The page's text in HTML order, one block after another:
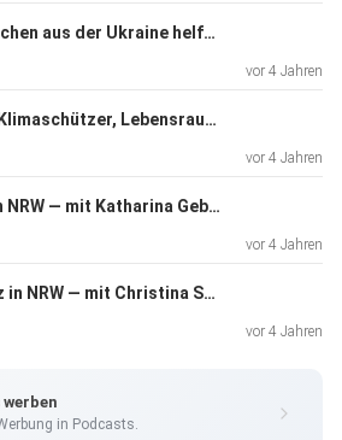
Wie wir Menschen aus der Ukraine helfen können — mit Heike Wermer & Dr. Sascha Rolf Lüder
vor 4 Jahren
Unser Wald: Klimaschützer, Lebensraum & Rohstoff — mit Rainer Deppe & Berno von Landsberg-Velen
vor 4 Jahren
Hebammen in NRW — mit Katharina Gebauer & Anja Matthes
vor 4 Jahren
Kinderschutz in NRW — mit Christina Schulze Föcking & Rainer Rettinger
vor 4 Jahren
in Podcasts.